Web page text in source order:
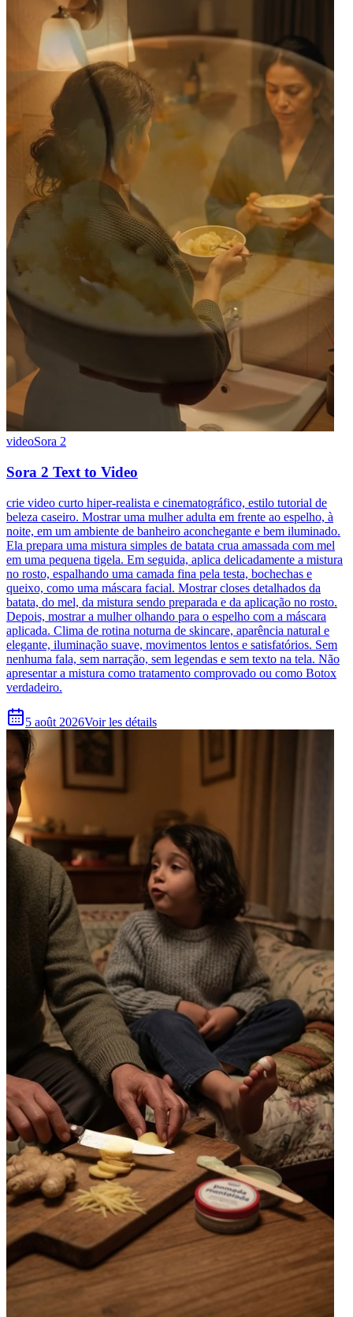
videoSora 2
Sora 2 Text to Video
crie video curto hiper-realista e cinematográfico, estilo tutorial de
beleza caseiro. Mostrar uma mulher adulta em frente ao espelho, à
noite, em um ambiente de banheiro aconchegante e bem iluminado.
Ela prepara uma mistura simples de batata crua amassada com mel
em uma pequena tigela. Em seguida, aplica delicadamente a mistura
no rosto, espalhando uma camada fina pela testa, bochechas e
queixo, como uma máscara facial. Mostrar closes detalhados da
batata, do mel, da mistura sendo preparada e da aplicação no rosto.
Depois, mostrar a mulher olhando para o espelho com a máscara
aplicada. Clima de rotina noturna de skincare, aparência natural e
elegante, iluminação suave, movimentos lentos e satisfatórios. Sem
nenhuma fala, sem narração, sem legendas e sem texto na tela. Não
apresentar a mistura como tratamento comprovado ou como Botox
verdadeiro.
5 août 2026Voir les détails